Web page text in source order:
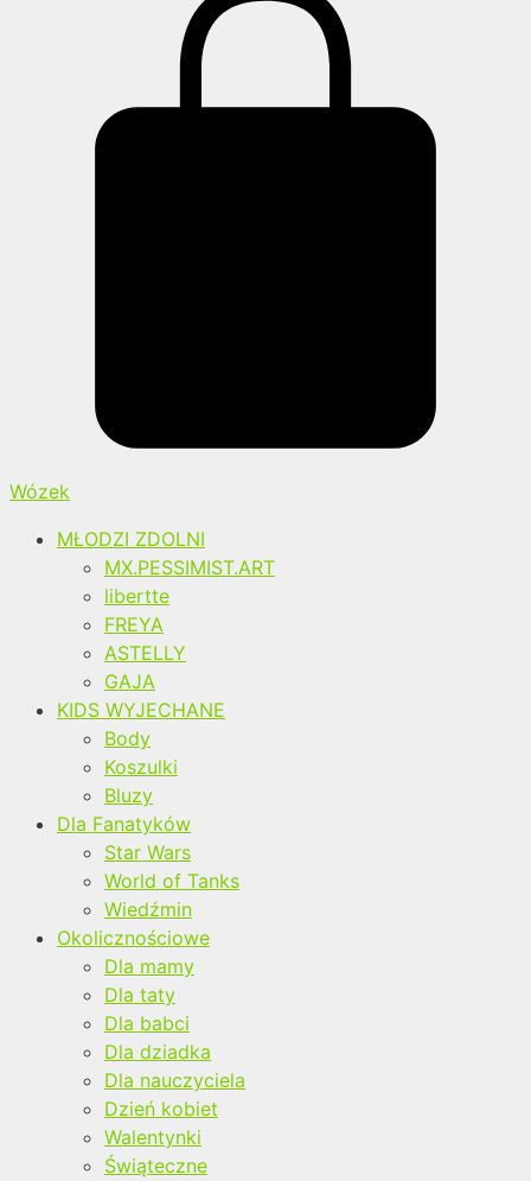
Wózek
MŁODZI ZDOLNI
MX.PESSIMIST.ART
libertte
FREYA
ASTELLY
GAJA
KIDS WYJECHANE
Body
Koszulki
Bluzy
Dla Fanatyków
Star Wars
World of Tanks
Wiedźmin
Okolicznościowe
Dla mamy
Dla taty
Dla babci
Dla dziadka
Dla nauczyciela
Dzień kobiet
Walentynki
Świąteczne